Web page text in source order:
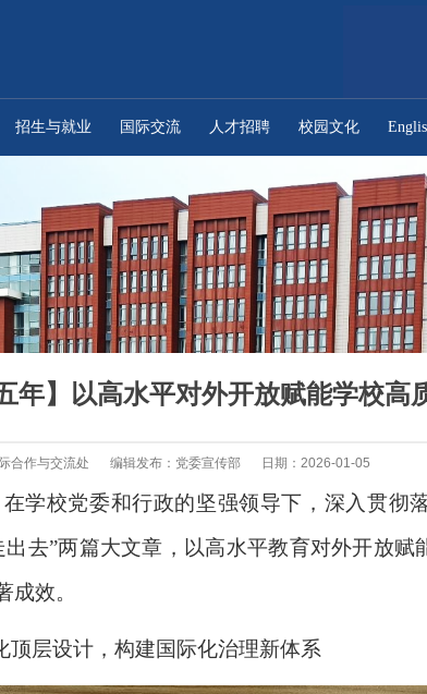
招生与就业 国际交流 人才招聘 校园文化
年】以高水平对外开放赋能学校高
合作与交流处 编辑发布：党委宣传部 日期：2026-01-05
学校党委和行政的坚强领导下，深入贯彻
去”两篇大文章，以高水平教育对外开放
效。
顶层设计，构建国际化治理新体系